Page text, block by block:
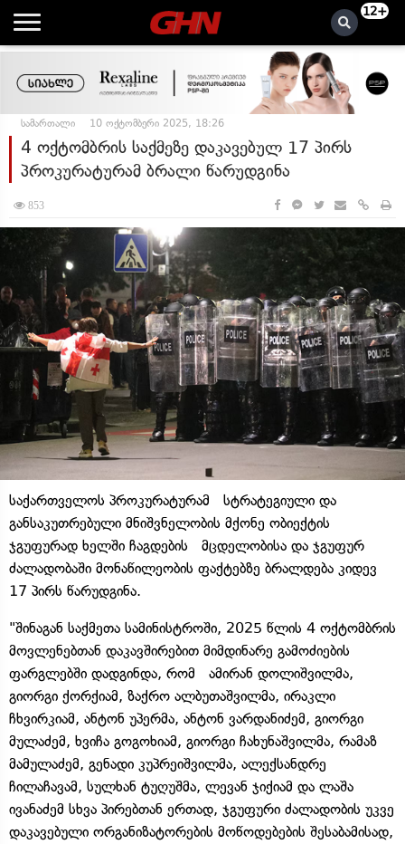
12+
სამართალი 10 ოქტომბერი 2025, 18:26
4 ოქტომბრის საქმეზე დაკავებულ 17 პირს
პროკურატურამ ბრალი წარუდგინა
853
საქართველოს პროკურატურამ სტრატეგიული და
განსაკუთრებული მნიშვნელობის მქონე ობიექტის
ჯგუფურად ხელში ჩაგდების მცდელობისა და ჯგუფურ
ძალადობაში მონაწილეობის ფაქტებზე ბრალდება კიდევ
17 პირს წარუდგინა.
"შინაგან საქმეთა სამინისტროში, 2025 წლის 4 ოქტომბრის
მოვლენებთან დაკავშირებით მიმდინარე გამოძიების
ფარგლებში დადგინდა, რომ ამირან დოლიშვილმა,
გიორგი ქორქიამ, ზაქრო ალბუთაშვილმა, ირაკლი
ჩხვირკიამ, ანტონ უპერმა, ანტონ ვარდანიძემ, გიორგი
მულაძემ, ხვიჩა გოგოხიამ, გიორგი ჩახუნაშვილმა, რამაზ
მამულაძემ, გენადი კუპრეიშვილმა, ალექსანდრე
ჩილაჩავამ, სულხან ტუღუშმა, ლევან ჯიქიამ და ლაშა
ივანაძემ სხვა პირებთან ერთად, ჯგუფური ძალადობის უკვე
დაკავებული ორგანიზატორების მოწოდებების შესაბამისად,